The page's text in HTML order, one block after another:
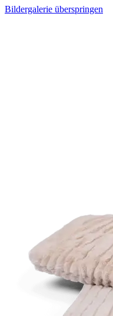
Bildergalerie überspringen